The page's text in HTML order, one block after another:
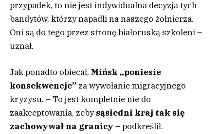
przypadek, to nie jest indywidualna decyzja tych
bandytów, którzy napadli na naszego żołnierza.
Oni są do tego przez stronę białoruską szkoleni –
uznał.
Jak ponadto obiecał, Mińsk „poniesie
konsekwencje” za wywołanie migracyjnego
kryzysu. – To jest kompletnie nie do
zaakceptowania, żebysąsiedni kraj tak się
zachowywał na granicy – podkreślił.